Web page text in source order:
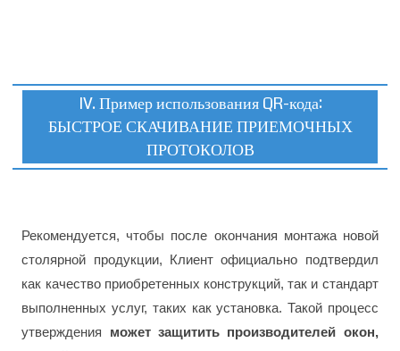
IV. Пример использования QR-кода:
БЫСТРОЕ СКАЧИВАНИЕ ПРИЕМОЧНЫХ
ПРОТОКОЛОВ
Рекомендуется, чтобы после окончания монтажа новой
столярной продукции, Клиент официально подтвердил
как качество приобретенных конструкций, так и стандарт
выполненных услуг, таких как установка. Такой процесс
утверждения может защитить производителей окон,